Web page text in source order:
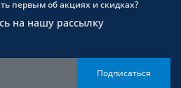
первым об акциях и скидках?
на нашу рассылку
Подписаться